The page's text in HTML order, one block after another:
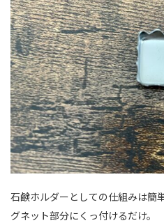
石鹸ホルダーとしての仕組みは簡
グネット部分にくっ付けるだけ。